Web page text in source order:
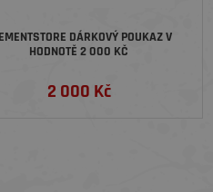
DÁRKOVÝ POUKAZ V
HODNOTĚ 2 000 KČ
2 000 Kč